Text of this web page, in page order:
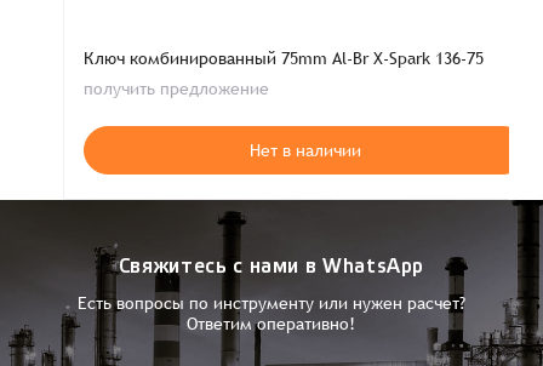
Ключ комбинированный 75mm Al-Br X-Spark 136-75
получить предложение
Нет в наличии
Свяжитесь с нами в WhatsApp
Есть вопросы по инструменту или нужен расчет?
Ответим оперативно!